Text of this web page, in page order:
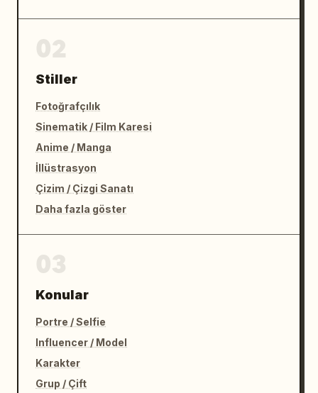
Stiller
Fotoğrafçılık
Sinematik / Film Karesi
Anime / Manga
İllüstrasyon
Çizim / Çizgi Sanatı
Daha fazla göster
Konular
Portre / Selfie
Influencer / Model
Karakter
Grup / Çift